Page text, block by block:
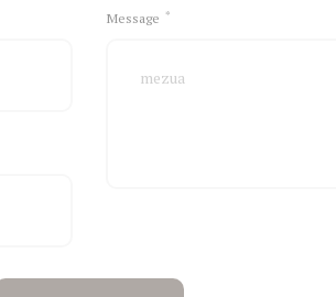
Message